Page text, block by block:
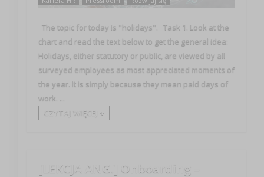
The topic for today is "holidays". Task 1. Look at the
chart and read the text below to get the general idea:
Holidays, either statutory or public, are viewed by all
surveyed employees as most appreciated moments of
the year. It is simply because they mean paid days of
work. ...
CZYTAJ WIĘCEJ +
[LEKCJA ANG.] Onboarding –